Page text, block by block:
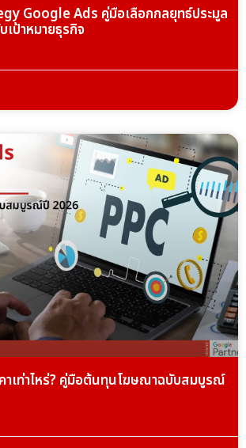
Google Ads คู่มือเลือกกลยุทธ์ประมูล
เป้าหมายธุรกิจ
าเท่าไหร่? คู่มือต้นทุนโฆษณาฉบับสมบูรณ์